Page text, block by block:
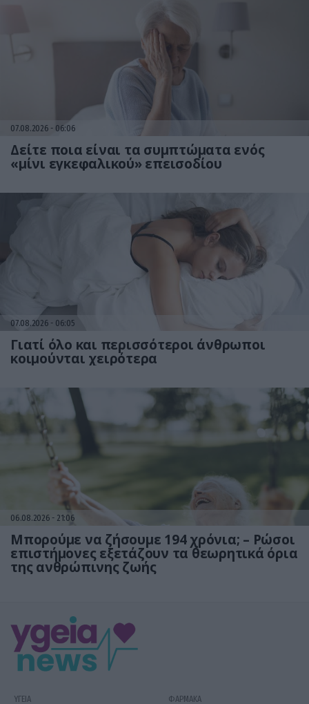
07.08.2026 06:06
Δείτε ποια είναι τα συμπτώματα ενός
«μίνι εγκεφαλικού» επεισοδίου
07.08.2026 06:05
Γιατί όλο και περισσότεροι άνθρωποι
κοιμούνται χειρότερα
06.08.2026 21:06
Μπορούμε να ζήσουμε 194 χρόνια; – Ρώσοι
επιστήμονες εξετάζουν τα θεωρητικά όρια
της ανθρώπινης ζωής
ΥΓΕΙΑ ΦΑΡΜΑΚΑ